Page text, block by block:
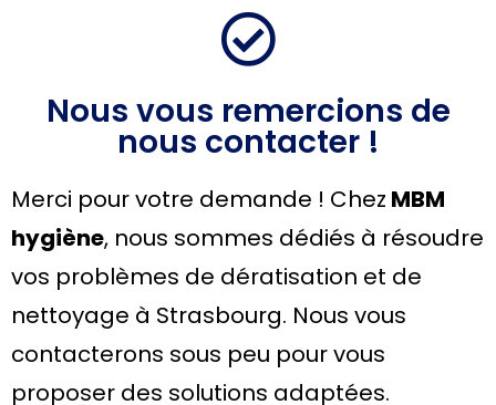
Nous vous remercions de
nous contacter !
Merci pour votre demande ! Chez MBM
hygiène, nous sommes dédiés à résoudre
vos problèmes de dératisation et de
nettoyage à Strasbourg. Nous vous
contacterons sous peu pour vous
proposer des solutions adaptées.